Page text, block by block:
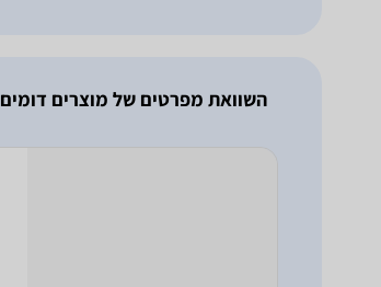
השוואת מפרטים של מוצרים דומים